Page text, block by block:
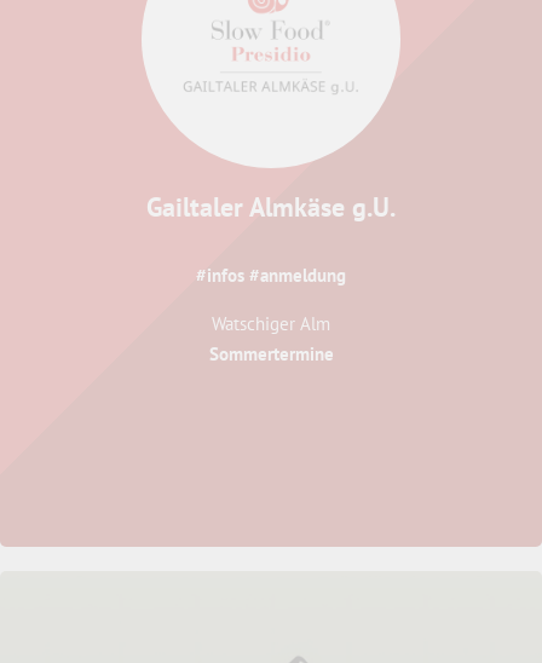
Gailtaler Almkäse g.U.
#infos #anmeldung
Watschiger Alm
Sommertermine